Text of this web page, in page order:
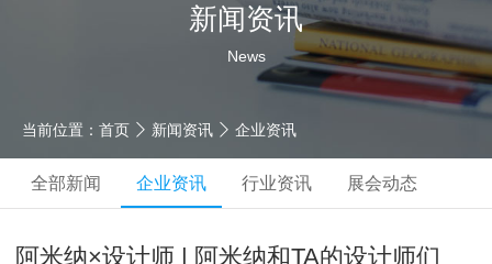
新闻资讯
News
当前位置： 首页 新闻资讯 企业资讯
全部新闻 企业资讯 行业资讯 展会动态
阿米纳×设计师 | 阿米纳和TA的设计师们